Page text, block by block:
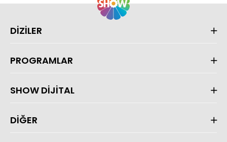
DİZİLER
PROGRAMLAR
SHOW DİJİTAL
DİĞER